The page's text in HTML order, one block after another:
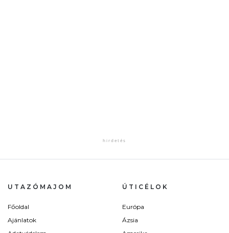
UTAZÓMAJOM
Főoldal
Ajánlatok
ÚTICÉLOK
Európa
Ázsia